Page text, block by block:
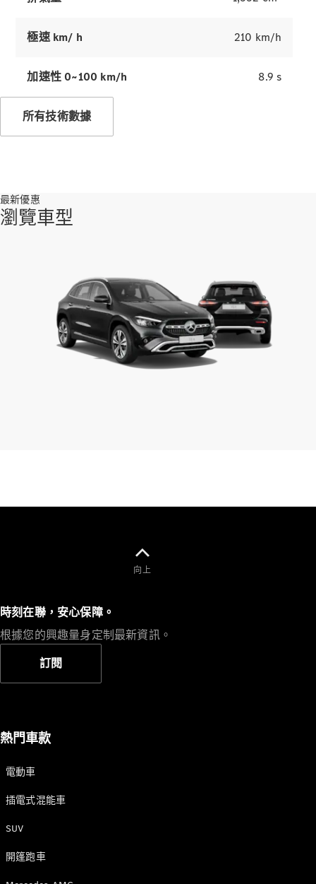
驅動系統技
MBUX 多媒
體
Mercedes-
星徽引路 心
之所向
140 年創新
極速 km/ h 210 km/h
加速性 0~100 km/h 8.9 s
所有技術數據
最新優惠
瀏覽車型
向上
時刻在聯，安心保障。
根據您的興趣量身定制最新資訊。
訂閱
熱門車款
電動車
插電式混能車
SUV
開篷跑車